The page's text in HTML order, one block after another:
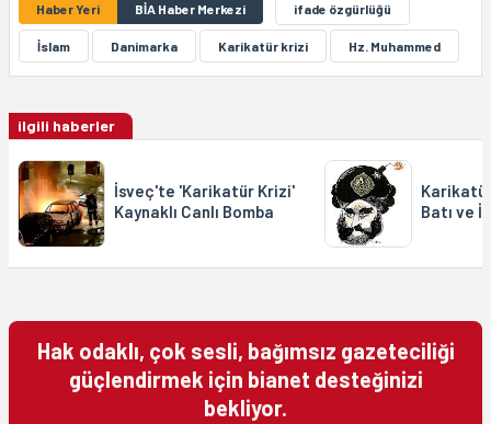
Haber Yeri BİA Haber Merkezi ifade özgürlüğü
İslam Danimarka Karikatür krizi Hz. Muhammed
ilgili haberler
İsveç'te 'Karikatür Krizi'
Kaynaklı Canlı Bomba
Batı ve
Hak odaklı, çok sesli, bağımsız gazeteciliği
güçlendirmek için bianet desteğinizi
bekliyor.